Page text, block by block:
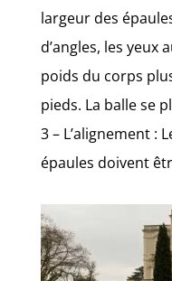
largeur des
d’angles, les yeux
poids du corps
pieds. La balle se
3 – L’alignement :
épaules doivent